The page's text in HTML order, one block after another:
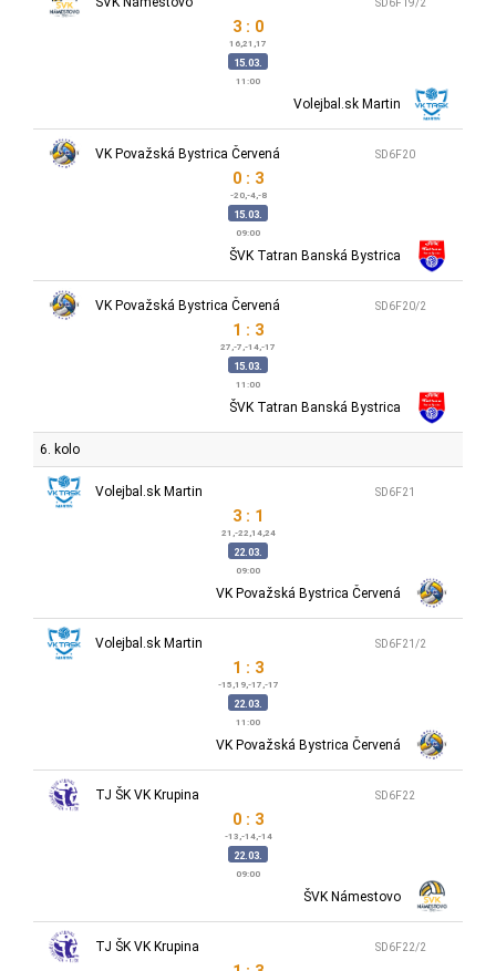
SD6F19/2
3 : 0
16,21,17
15.03.
11:00
Volejbal.sk Martin
SD6F20
VK Považská Bystrica Červená
0 : 3
-20,-4,-8
15.03.
09:00
ŠVK Tatran Banská Bystrica
SD6F20/2
VK Považská Bystrica Červená
1 : 3
27,-7,-14,-17
15.03.
11:00
ŠVK Tatran Banská Bystrica
6. kolo
SD6F21
Volejbal.sk Martin
3 : 1
21,-22,14,24
22.03.
09:00
VK Považská Bystrica Červená
SD6F21/2
Volejbal.sk Martin
1 : 3
-15,19,-17,-17
22.03.
11:00
VK Považská Bystrica Červená
SD6F22
TJ ŠK VK Krupina
0 : 3
-13,-14,-14
22.03.
09:00
ŠVK Námestovo
SD6F22/2
TJ ŠK VK Krupina